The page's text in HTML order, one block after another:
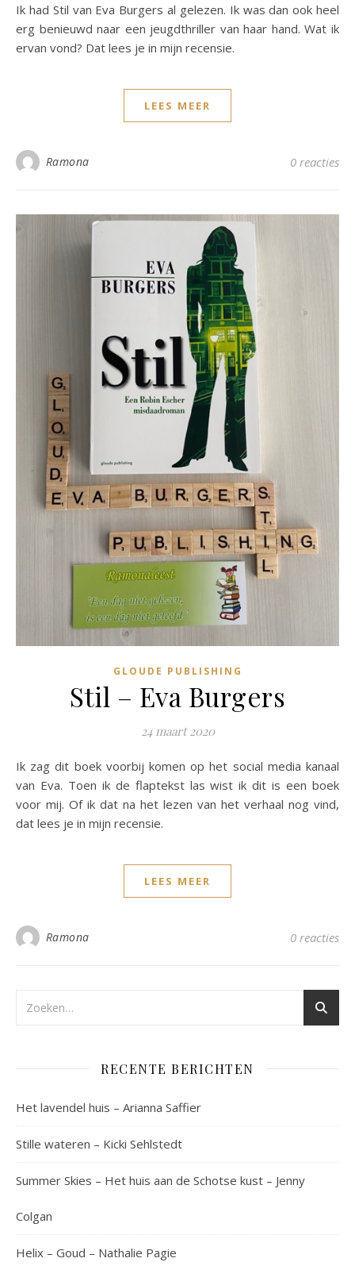
Ik had Stil van Eva Burgers al gelezen. Ik was dan ook heel
erg benieuwd naar een jeugdthriller van haar hand. Wat ik
ervan vond? Dat lees je in mijn recensie.
LEES MEER
Ramona 0 reacties
GLOUDE PUBLISHING
Stil – Eva Burgers
24 maart 2020
Ik zag dit boek voorbij komen op het social media kanaal
van Eva. Toen ik de flaptekst las wist ik dit is een boek
voor mij. Of ik dat na het lezen van het verhaal nog vind,
dat lees je in mijn recensie.
LEES MEER
Ramona 0 reacties
RECENTE BERICHTEN
Het lavendel huis – Arianna Saffier
Stille wateren – Kicki Sehlstedt
Summer Skies – Het huis aan de Schotse kust – Jenny
Colgan
Helix – Goud – Nathalie Pagie